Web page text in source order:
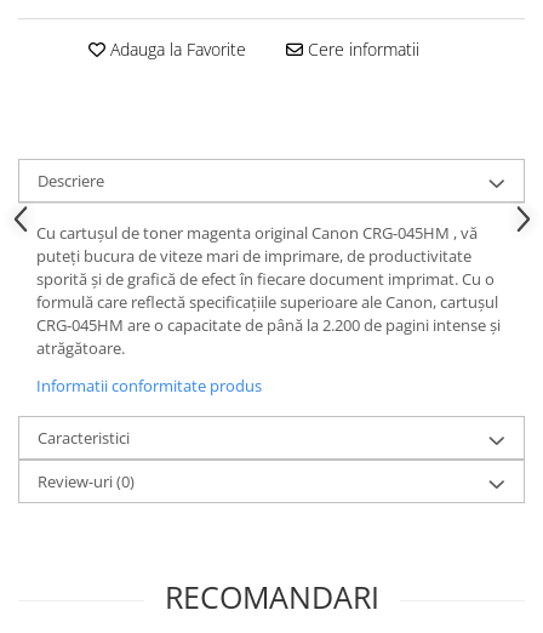
Adauga la Favorite Cere informatii
Descriere
Cu cartușul de toner magenta original Canon CRG-045HM , vă
puteți bucura de viteze mari de imprimare, de productivitate
sporită și de grafică de efect în fiecare document imprimat. Cu o
formulă care reflectă specificațiile superioare ale Canon, cartușul
CRG-045HM are o capacitate de până la 2.200 de pagini intense și
atrăgătoare.
Informatii conformitate produs
Caracteristici
Review-uri(0)
RECOMANDARI